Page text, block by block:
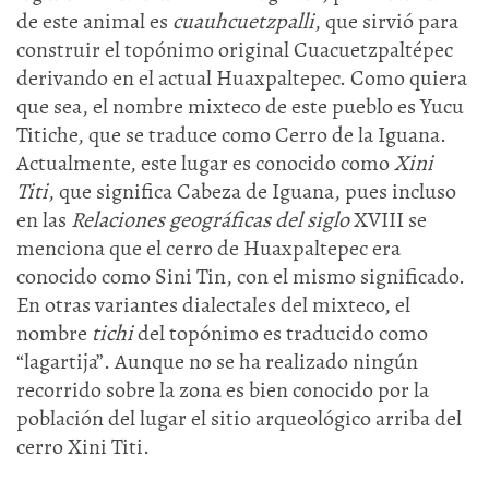
de este animal es cuauhcuetzpalli, que sirvió para
construir el topónimo original Cuacuetzpaltépec
derivando en el actual Huaxpaltepec. Como quiera
que sea, el nombre mixteco de este pueblo es Yucu
Titiche, que se traduce como Cerro de la Iguana.
Actualmente, este lugar es conocido comoXini
Titi, que significa Cabeza de Iguana, pues incluso
en las Relaciones geográficas del sigloXVIII se
menciona que el cerro de Huaxpaltepec era
conocido como Sini Tin, con el mismo significado.
En otras variantes dialectales del mixteco, el
nombre tichidel topónimo es traducido como
“lagartija”. Aunque no se ha realizado ningún
recorrido sobre la zona es bien conocido por la
población del lugar el sitio arqueológico arriba del
cerro Xini Titi.